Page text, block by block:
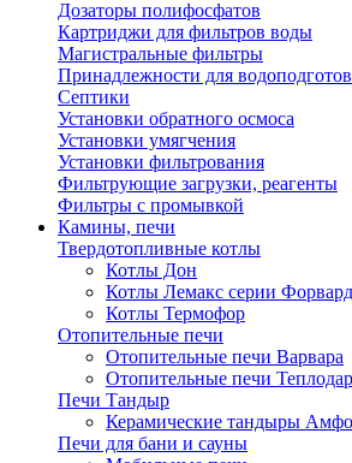
Дозаторы полифосфатов
Картриджи для фильтров воды
Магистральные фильтры
Принадлежности для
Септики
Установки обратного осмоса
Установки умягчения
Установки фильтрования
Фильтрующие загрузки, реагенты
Фильтры с промывкой
Камины, печи
Твердотопливные котлы
Котлы Дон
Котлы Лемакс серии Форвард
Котлы Термофор
Отопительные печи
Отопительные печи Варвара
Отопительные печи Теплодар
Печи Тандыр
Керамические тандыры
Печи для бани и сауны